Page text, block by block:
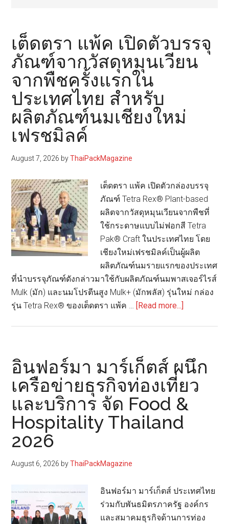
เต็ดตรา แพ้ค เปิดตัวบรรจุ
ภัณฑ์จากวัสดุหมุนเวียน
จากพืชครั้งแรกใน
ประเทศไทย สำหรับ
ผลิตภัณฑ์นมเชียงใหม่
เฟรชมิลค์
August 7, 2026 byThaiPackMagazine
เต็ดตรา แพ้ค เปิดตัวกล่องบรรจุ
ภัณฑ์ Tetra Rex® Plant-based
ผลิตจากวัสดุหมุนเวียนจากพืชที่
ใช้กระดาษแบบไม่ฟอกสี Tetra
Pak® Craft ในประเทศไทย โดย
เชียงใหม่เฟรชมิลค์เป็นผู้ผลิต
ผลิตภัณฑ์นมรายแรกของประเทศ
ที่นำบรรจุภัณฑ์ดังกล่าวมาใช้กับผลิตภัณฑ์นมพาสเจอร์ไรส์
Mulk (มัก) และนมโปรตีนสูง Mulk+ (มักพลัส) รุ่นใหม่ กล่อง
รุ่น Tetra Rex® ของเต็ดตรา แพ้ค …
[Read more...]
เปิด
ตัว
บรรจุ
ภัณฑ์
จาก
วัสดุ
แรก
ใน
ประเทศไทย
อินฟอร์มา มาร์เก็ตส์ ผนึก
เครือข่ายธุรกิจท่องเที่ยว
และบริการ จัด Food &
Hospitality Thailand
2026
August 6, 2026 byThaiPackMagazine
อินฟอร์มา มาร์เก็ตส์ ประเทศไทย
ร่วมกับพันธมิตรภาครัฐ องค์กร
และสมาคมธุรกิจด้านการท่อง